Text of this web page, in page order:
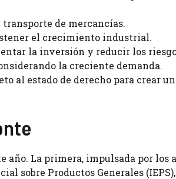
de mercancías.
el crecimiento industrial.
la inversión y reducir los
la creciente demanda.
al estado de derecho para crear
La primera, impulsada por los
sobre Productos Generales